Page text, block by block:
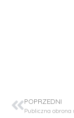
POPRZEDNI